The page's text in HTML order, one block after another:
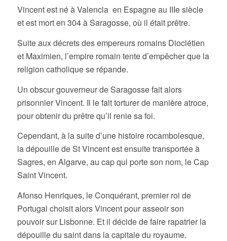
Vincent est né à Valencia en Espagne au IIIe siècle
et est mort en 304 à Saragosse, où il était prêtre.
Suite aux décrets des empereurs romains Dioclétien
et Maximien, l’empire romain tente d’empêcher que la
religion catholique se répande.
Un obscur gouverneur de Saragosse fait alors
prisonnier Vincent. Il le fait torturer de manière atroce,
pour obtenir du prêtre qu’il renie sa foi.
Cependant, à la suite d’une histoire rocambolesque,
la dépouille de St Vincent est ensuite transportée à
Sagres, en Algarve, au cap qui porte son nom, le Cap
Saint Vincent.
Afonso Henriques, le Conquérant, premier roi de
Portugal choisit alors Vincent pour asseoir son
pouvoir sur Lisbonne. Et il décide de faire rapatrier la
dépouille du saint dans la capitale du royaume.